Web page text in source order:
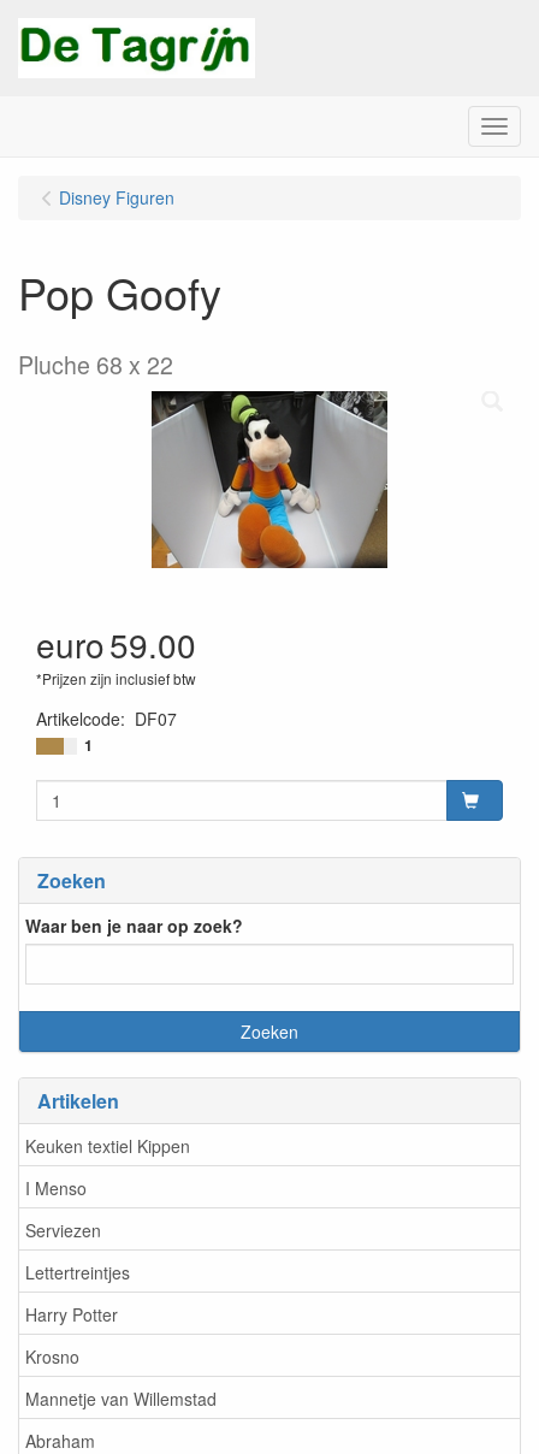
Menu
Zoeken
Waar ben je naar op zoek?
Artikelen
Keuken textiel Kippen
I Menso
Serviezen
Lettertreintjes
Harry Potter
Krosno
Mannetje van Willemstad
Abraham
Disney Figuren
Pop Goofy
Pluche 68 x 22
euro59.00
*Prijzen zijn inclusief btw
Artikelcode: DF07
1